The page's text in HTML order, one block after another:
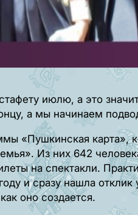
июлю, а это
а мы начинаем
«Пушкинская карта»,
Из них 642
на спектакли.
и сразу нашла отклик
оно создается.